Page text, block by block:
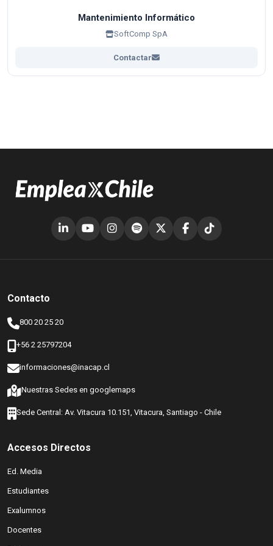
Mantenimiento Informático
SoftComp SpA
Contactar
Contacto
800 20 25 20
+56 2 25797204
informaciones@inacap.cl
Nuestras Sedes en googlemaps
(abre en nueva ventana)
Sede Central: Av. Vitacura 10.151, Vitacura, Santiago - Chile
Accesos Directos
Ed. Media
(abre en nueva ventana)
Estudiantes
(abre en nueva ventana)
Exalumnos
Docentes
(abre en nueva ventana)